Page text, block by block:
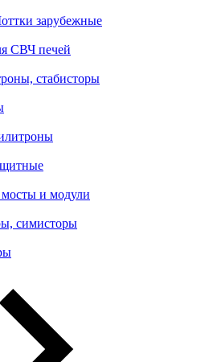
зарубежные
СВЧ печей
стабисторы
и модули
симисторы